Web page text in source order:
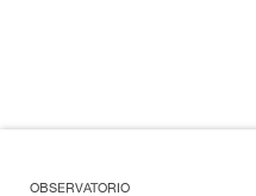
OBSERVATORIO